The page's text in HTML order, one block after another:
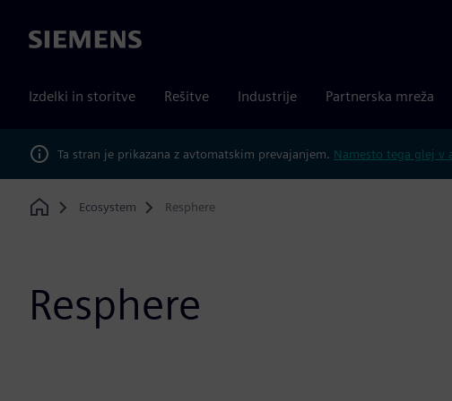
Siemens
Izdelki in storitve Rešitve Industrije Partnerska mreža
Ta stran je prikazana z avtomatskim prevajanjem. Namesto tega glej v
Home
Ecosystem Resphere
Resphere